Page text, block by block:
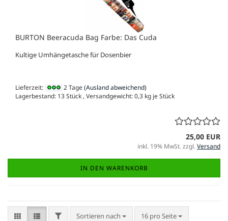
BURTON Beeracuda Bag Farbe: Das Cuda
Kultige Umhängetasche für Dosenbier
Lieferzeit: 2 Tage(Ausland abweichend)
Lagerbestand: 13 Stück , Versandgewicht:0,3 kg je Stück
25,00 EUR
inkl. 19% MwSt. zzgl.Versand
IN DEN WARENKORB
FILTERSortieren nach
Sortieren nach 16 pro Seite
pro Seite